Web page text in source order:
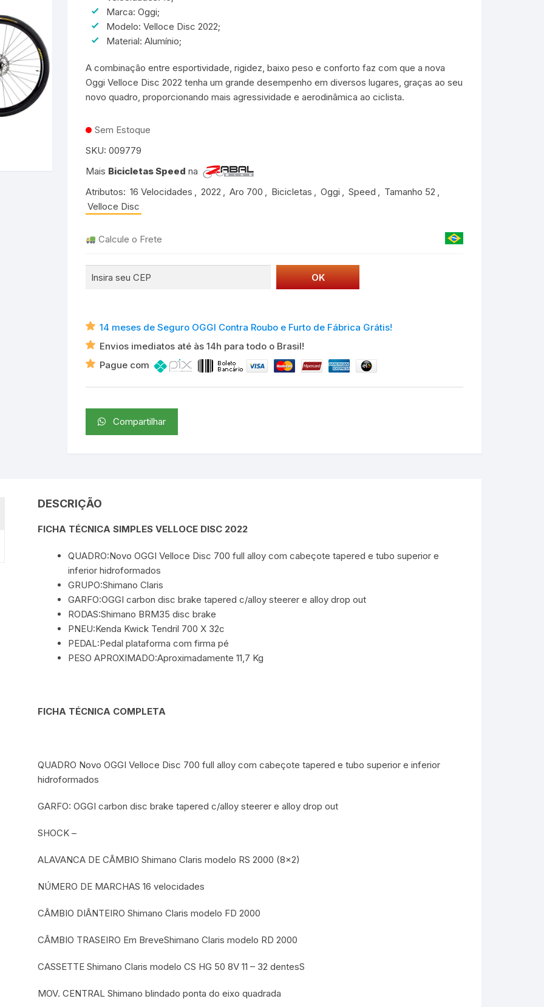
Bicicletas Aro 24 para
Meninas
Bicicletas Aro 20 para
Meninos
Meninos
17″ ou 18″
19″ ou 20″
21″ ou 22″
29
Cross Country
50 a 53cm
53 a 56cm
56 a 59cm
26
27.5
e ShortsMochilas de Hidratação
Taco de Pedal
Transportador
Groove
TSW
Rava
Durban
Shimano
Michelin
Marca: Oggi;
Modelo: Velloce Disc 2022;
Material: Alumínio;
A combinação entre esportividade, rigidez, baixo peso e conforto faz com que a nova
Oggi Velloce Disc 2022 tenha um grande desempenho em diversos lugares, graças ao seu
novo quadro, proporcionando mais agressividade e aerodinâmica ao ciclista.
Sem Estoque
SKU: 009779
Mais Bicicletas Speed na
Atributos: 16 Velocidades , 2022 , Aro 700 , Bicicletas , Oggi , Speed , Tamanho 52 ,
Velloce Disc
Calcule o Frete
14 meses de Seguro OGGI Contra Roubo e Furto de Fábrica Grátis!
Envios imediatos até às 14h para todo o Brasil!
Pague com
Compartilhar
DESCRIÇÃO
FICHA TÉCNICA SIMPLES VELLOCE DISC 2022
QUADRO:Novo OGGI Velloce Disc 700 full alloy com cabeçote tapered e tubo superior e
inferior hidroformados
GRUPO:Shimano Claris
GARFO:OGGI carbon disc brake tapered c/alloy steerer e alloy drop out
RODAS:Shimano BRM35 disc brake
PNEU:Kenda Kwick Tendril 700 X 32c
PEDAL:Pedal plataforma com firma pé
PESO APROXIMADO:Aproximadamente 11,7 Kg
FICHA TÉCNICA COMPLETA
QUADRO Novo OGGI Velloce Disc 700 full alloy com cabeçote tapered e tubo superior e inferior
hidroformados
GARFO: OGGI carbon disc brake tapered c/alloy steerer e alloy drop out
SHOCK –
ALAVANCA DE CÂMBIO Shimano Claris modelo RS 2000 (8×2)
NÚMERO DE MARCHAS 16 velocidades
CÂMBIO DIÂNTEIRO Shimano Claris modelo FD 2000
CÂMBIO TRASEIRO Em BreveShimano Claris modelo RD 2000
CASSETTE Shimano Claris modelo CS HG 50 8V 11 – 32 dentesS
MOV. CENTRAL Shimano blindado ponta do eixo quadrada